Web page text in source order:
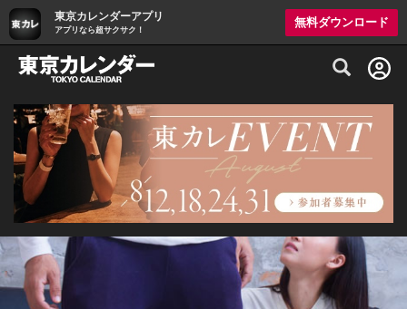
東京カレンダーアプリ
アプリなら超サクサク！
無料ダウンロード
グルメ情報・プレミアムレストラン予約